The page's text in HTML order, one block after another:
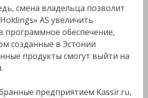
смена владельца позволит
AS увеличить
программное обеспечение,
созданные в Эстонии
продукты смогут выйти на
предприятием Kassir.ru,